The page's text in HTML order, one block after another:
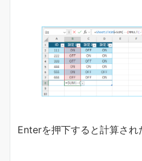
Enterを押下すると計算され